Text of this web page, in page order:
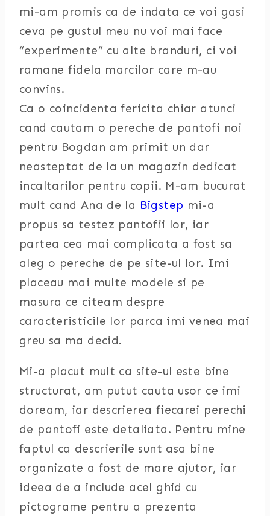
mi-am promis ca de indata ce voi gasi
ceva pe gustul meu nu voi mai face
“experimente” cu alte branduri, ci voi
ramane fidela marcilor care m-au
convins.
Ca o coincidenta fericita chiar atunci
cand cautam o pereche de pantofi noi
pentru Bogdan am primit un dar
neasteptat de la un magazin dedicat
incaltarilor pentru copii. M-am bucurat
mult cand Ana de la Bigstep mi-a
propus sa testez pantofii lor, iar
partea cea mai complicata a fost sa
aleg o pereche de pe site-ul lor. Imi
placeau mai multe modele si pe
masura ce citeam despre
caracteristicile lor parca imi venea mai
greu sa ma decid.
Mi-a placut mult ca site-ul este bine
structurat, am putut cauta usor ce imi
doream, iar descrierea fiecarei perechi
de pantofi este detaliata. Pentru mine
faptul ca descrierile sunt asa bine
organizate a fost de mare ajutor, iar
ideea de a include acel ghid cu
pictograme pentru a prezenta